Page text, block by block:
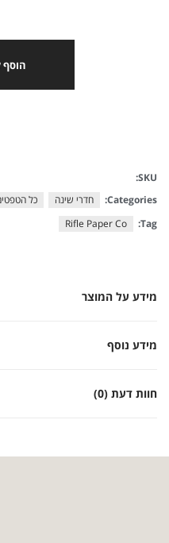
הוסף
מידע על המוצר
מידע נוסף
חוות דעת (0)
SKU:
Categories:
חדרי שינה כל הטפטים
Tag:
Rifle Paper Co